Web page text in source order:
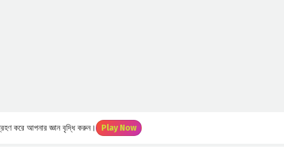
করে আপনার জ্ঞান বৃদ্ধি করুন। Play Now